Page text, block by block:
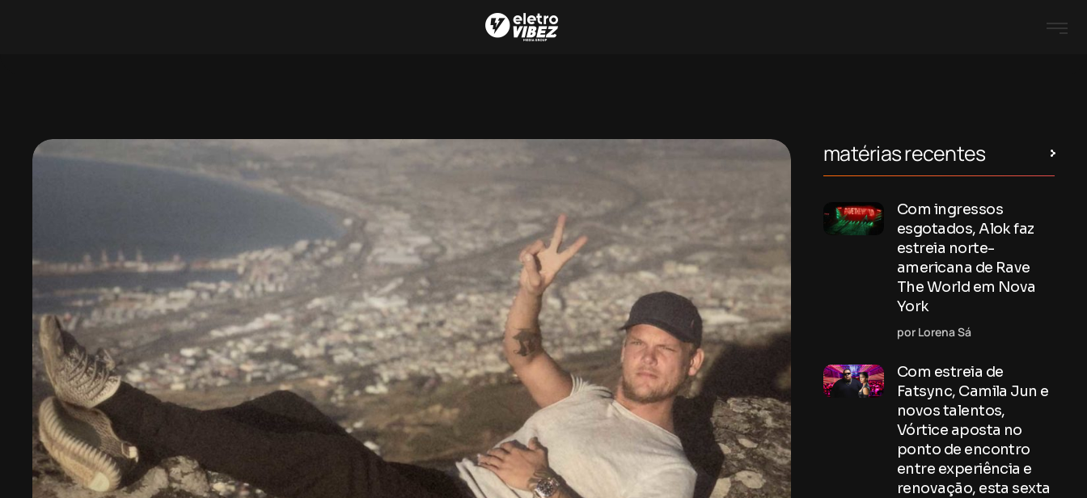
matérias recentes
Com ingressos
esgotados, Alok faz
estreia norte-
americana de Rave
The World em Nova
York
por Lorena Sá
Com estreia de
Fatsync, Camila Jun e
novos talentos,
Vórtice aposta no
ponto de encontro
entre experiência e
renovação, esta sexta